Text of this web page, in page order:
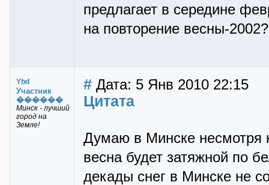
предлагает в середине
на повторение весны-2002?
Ybd
Участник
������
Минск - лучший
город на
Земле!
# Дата: 5 Янв 2010 22:15
Цитата
Думаю в Минске несмотря
весна будет затяжной по
декады снег в Минске не